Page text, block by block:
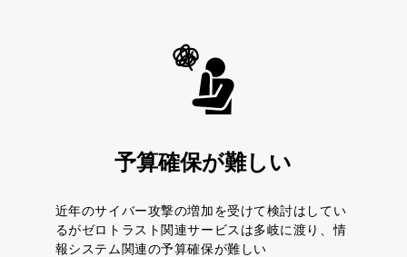
予算確保が難しい
近年のサイバー攻撃の増加を受けて検討はしてい
るがゼロトラスト関連サービスは多岐に渡り、情
報システム関連の予算確保が難しい